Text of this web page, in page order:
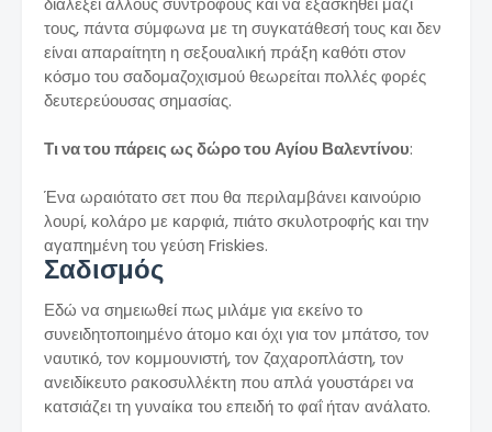
τους, πάντα σύμφωνα με τη συγκατάθεσή τους και δεν
είναι απαραίτητη η σεξουαλική πράξη καθότι στον
κόσμο του σαδομαζοχισμού θεωρείται πολλές φορές
δευτερεύουσας σημασίας.
Τι να του πάρεις ως δώρο του Αγίου Βαλεντίνου:
Ένα ωραιότατο σετ που θα περιλαμβάνει καινούριο
λουρί, κολάρο με καρφιά, πιάτο σκυλοτροφής και την
αγαπημένη του γεύση Friskies.
Σαδισμός
Εδώ να σημειωθεί πως μιλάμε για εκείνο το
συνειδητοποιημένο άτομο και όχι για τον μπάτσο, τον
ναυτικό, τον κομμουνιστή, τον ζαχαροπλάστη, τον
ανειδίκευτο ρακοσυλλέκτη που απλά γουστάρει να
κατσιάζει τη γυναίκα του επειδή το φαΐ ήταν ανάλατο.